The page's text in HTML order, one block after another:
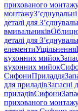
прихованого
монтажу
деталі для
вмивальників
деталі для
елементиУщільнення
кухонних мийок
кухонних мийок
СифониПриладдя
для приладівЗапасні
приладівСифони
прихованого